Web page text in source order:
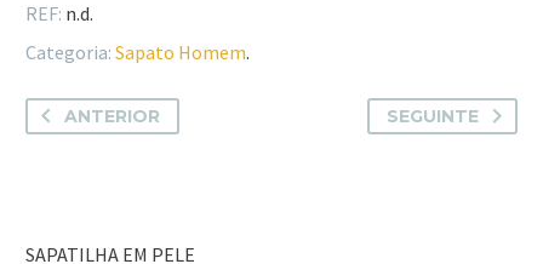
REF: n.d.
Categoria: Sapato Homem.
ANTERIOR SEGUINTE
SAPATILHA EM PELE